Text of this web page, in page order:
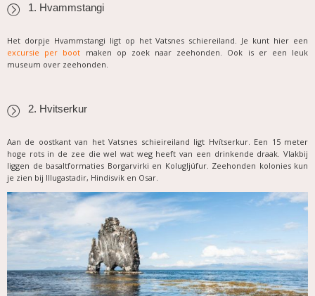
1. Hvammstangi
Het dorpje Hvammstangi ligt op het Vatsnes schiereiland. Je kunt hier een
excursie per boot maken op zoek naar zeehonden. Ook is er een leuk
museum over zeehonden.
2. Hvitserkur
Aan de oostkant van het Vatsnes schieireiland ligt Hvítserkur. Een 15 meter
hoge rots in de zee diewel wat weg heeft van een drinkende draak. Vlakbij
liggen de basaltformaties Borgarvirki en Kolugljúfur. Zeehonden kolonies kun
je zien bij Illugastadir, Hindisvik en Osar.